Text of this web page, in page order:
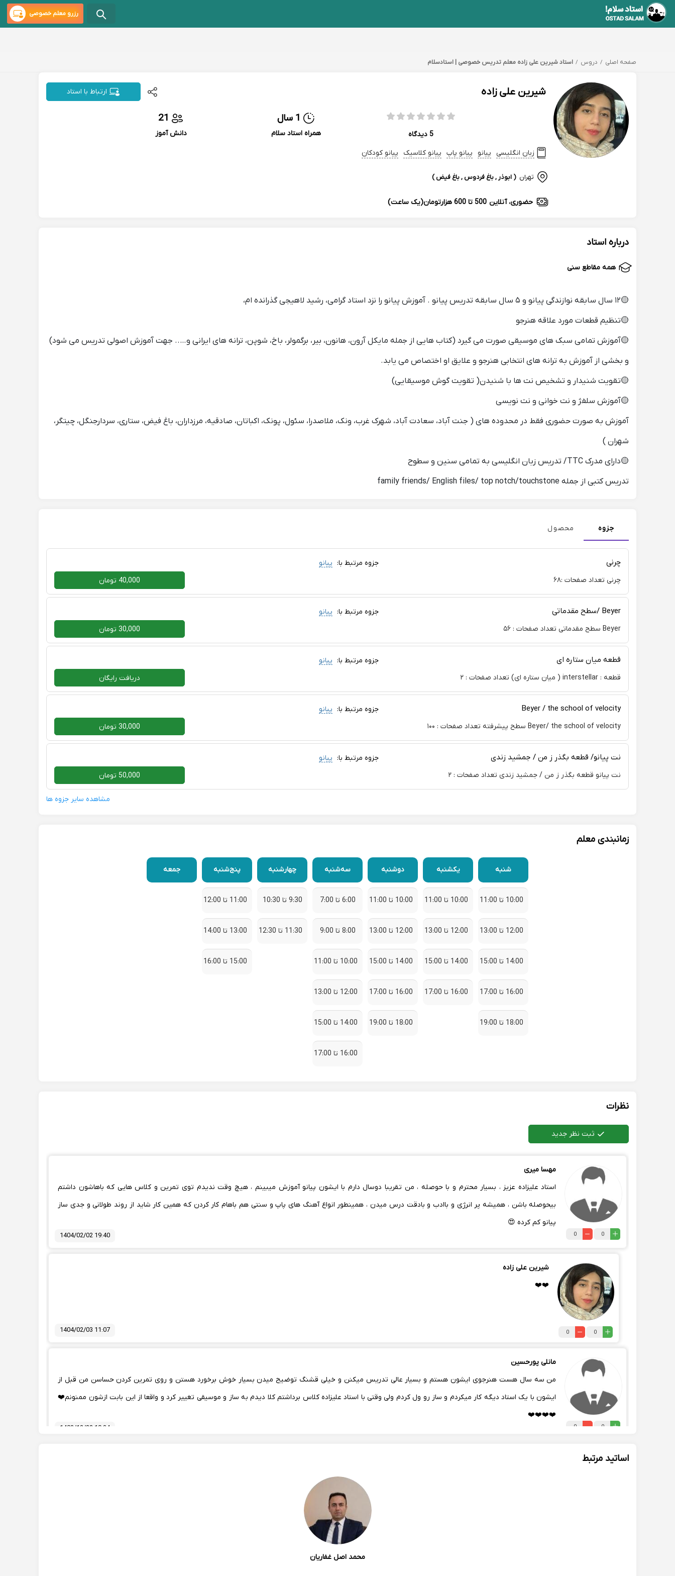
رزرو معلم خصوصی
صفحه اصلی دروس استاد شیرین علی زاده معلم تدریس خصوصی | استادسلام
شیرین علی زاده ارتباط با استاد
5 دیدگاه
1 سال
همراه استاد سلام
21
دانش آموز
زبان انگلیسی پیانو پیانو پاپ پیانو کلاسیک پیانو کودکان
تهران ( ابوذر , باغ فردوس , باغ فیض )
حضوری، آنلاین 500 تا 600 هزارتومان (یک ساعت)
درباره استاد
همه مقاطع سنی
🟡۱۲ سال سابقه نوازندگی پیانو و ۵ سال سابقه تدریس پیانو . آموزش پیانو را نزد استاد گرامی، رشید لاهیجی گذرانده ام،
🟡تنظیم قطعات مورد علاقه هنرجو
🟡آموزش تمامی سبک های موسیقی صورت می گیرد (کتاب هایی از جمله مایکل آرون، هانون، بیر، برگمولر، باخ، شوپن، ترانه های ایرانی و….. جهت آموزش اصولی تدریس می شود)
و بخشی از آموزش به ترانه های انتخابی هنرجو و علایق او اختصاص می یابد.
🟡تقویت شنیدار و تشخیص نت ها با شنیدن( تقویت گوش موسیقایی)
🟡آموزش سلفژ و نت خوانی و نت نویسی
آموزش به صورت حضوری فقط در محدوده های ( جنت آباد، سعادت آباد، شهرک غرب، ونک، ملاصدرا، سئول، پونک، اکباتان، صادقیه، مرزداران، باغ فیض، ستاری، سردارجنگل، چیتگر،
شهران )
🟡دارای مدرک TTC/ تدریس زبان انگلیسی به تمامی سنین و سطوح
تدریس کتبی از جمله family friends/ English files/ top notch/touchstone
جزوه محصول
چرنی
چرنی تعداد صفحات :۶۸
جزوه مرتبط با: پیانو
40,000 تومان
Beyer /سطح مقدماتی
Beyer سطح مقدماتی تعداد صفحات : ۵۶
جزوه مرتبط با: پیانو
30,000 تومان
قطعه میان ستاره ای
قطعه : interstellar ( میان ستاره ای) تعداد صفحات : ۲
جزوه مرتبط با: پیانو
دریافت رایگان
Beyer / the school of velocity
Beyer/ the school of velocity سطح پیشرفته تعداد صفحات : ۱۰۰
جزوه مرتبط با: پیانو
30,000 تومان
نت پیانو/ قطعه بگذر ز من / جمشید زندی
نت پیانو قطعه بگذر ز من / جمشید زندی تعداد صفحات : ۲
جزوه مرتبط با: پیانو
50,000 تومان
مشاهده سایر جزوه ها
زمانبندی معلم
شنبه
10:00 تا 11:00
12:00 تا 13:00
14:00 تا 15:00
16:00 تا 17:00
18:00 تا 19:00
یکشنبه
10:00 تا 11:00
12:00 تا 13:00
14:00 تا 15:00
16:00 تا 17:00
دوشنبه
10:00 تا 11:00
12:00 تا 13:00
14:00 تا 15:00
16:00 تا 17:00
18:00 تا 19:00
سه‌شنبه
6:00 تا 7:00
8:00 تا 9:00
10:00 تا 11:00
12:00 تا 13:00
14:00 تا 15:00
16:00 تا 17:00
چهارشنبه
9:30 تا 10:30
11:30 تا 12:30
پنج‌شنبه
11:00 تا 12:00
13:00 تا 14:00
15:00 تا 16:00
جمعه
نظرات
ثبت نظر جدید
0
0
مهسا میری
استاد علیزاده عزیز ، بسیار محترم و با حوصله ، من تقریبا دوسال دارم با ایشون پیانو آموزش میبینم ، هیچ وقت ندیدم توی تمرین و کلاس هایی که باهاشون داشتم
بیحوصله باشن ، همیشه پر انرژی و باادب و بادقت درس میدن ، همینطور انواع آهنگ های پاپ و سنتی هم باهام کار کردن که همین کار شاید از روند طولانی و جدی ساز
پیانو کم کرده 😍
1404/02/02 19:40
0
0
شیرین علی زاده
❤️❤️
1404/02/03 11:07
0
0
مانلی پورحسین
من سه سال هست هنرجوی ایشون هستم و بسیار عالی تدریس میکنن و خیلی قشنگ توضیح میدن بسیار خوش برخورد هستن و روی تمرین کردن حساسن من قبل از
ایشون با یک استاد دیگه کار میکردم و ساز رو ول کردم ولی وقتی با استاد علیزاده کلاس برداشتم کلا دیدم به ساز و موسیقی تغییر کرد و واقعا از این بابت ازشون ممنونم❤️
❤️❤️❤️❤️
1403/12/22 19:34
اساتید مرتبط
محمد اصل غفاریان